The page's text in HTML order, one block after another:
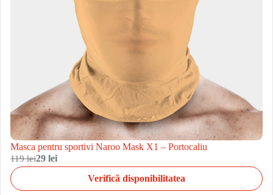
Masca pentru sportivi Naroo Mask X1 – Portocaliu
119 lei29 lei
Verifică disponibilitatea